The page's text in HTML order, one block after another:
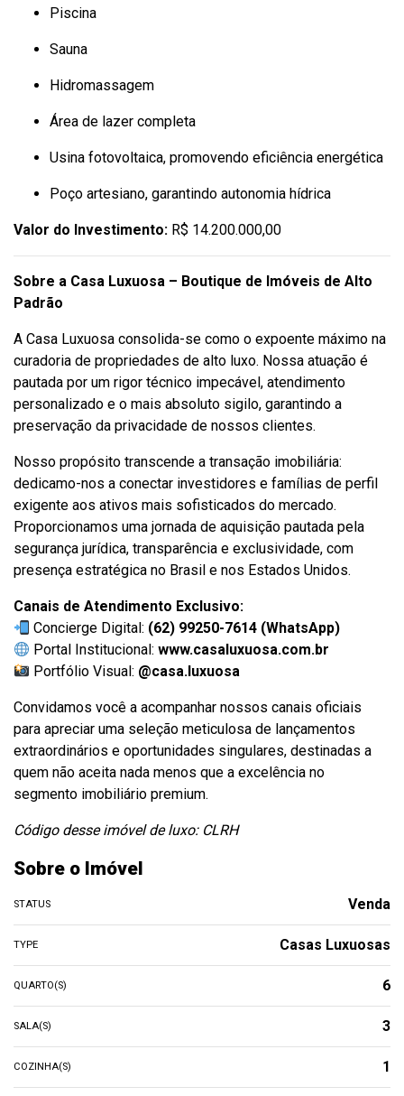
Piscina
Sauna
Hidromassagem
Área de lazer completa
Usina fotovoltaica, promovendo eficiência energética
Poço artesiano, garantindo autonomia hídrica
Valor do Investimento: R$ 14.200.000,00
Sobre a Casa Luxuosa – Boutique de Imóveis de Alto
Padrão
A Casa Luxuosa consolida-se como o expoente máximo na
curadoria de propriedades de alto luxo. Nossa atuação é
pautada por um rigor técnico impecável, atendimento
personalizado e o mais absoluto sigilo, garantindo a
preservação da privacidade de nossos clientes.
Nosso propósito transcende a transação imobiliária:
dedicamo-nos a conectar investidores e famílias de perfil
exigente aos ativos mais sofisticados do mercado.
Proporcionamos uma jornada de aquisição pautada pela
segurança jurídica, transparência e exclusividade, com
presença estratégica no Brasil e nos Estados Unidos.
Canais de Atendimento Exclusivo:
Concierge Digital: (62) 99250-7614 (WhatsApp)
Portal Institucional:www.casaluxuosa.com.br
Portfólio Visual: @casa.luxuosa
Convidamos você a acompanhar nossos canais oficiais
para apreciar uma seleção meticulosa de lançamentos
extraordinários e oportunidades singulares, destinadas a
quem não aceita nada menos que a excelência no
segmento imobiliário premium.
Código desse imóvel de luxo: CLRH
Sobre o Imóvel
STATUS Venda
TYPE Casas Luxuosas
QUARTO(S) 6
SALA(S) 3
COZINHA(S) 1